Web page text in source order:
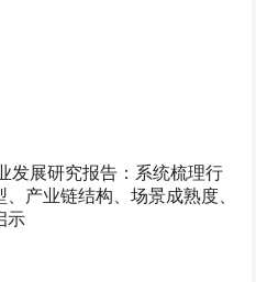
发展研究报告：系统梳理行
产业链结构、场景成熟度、
示